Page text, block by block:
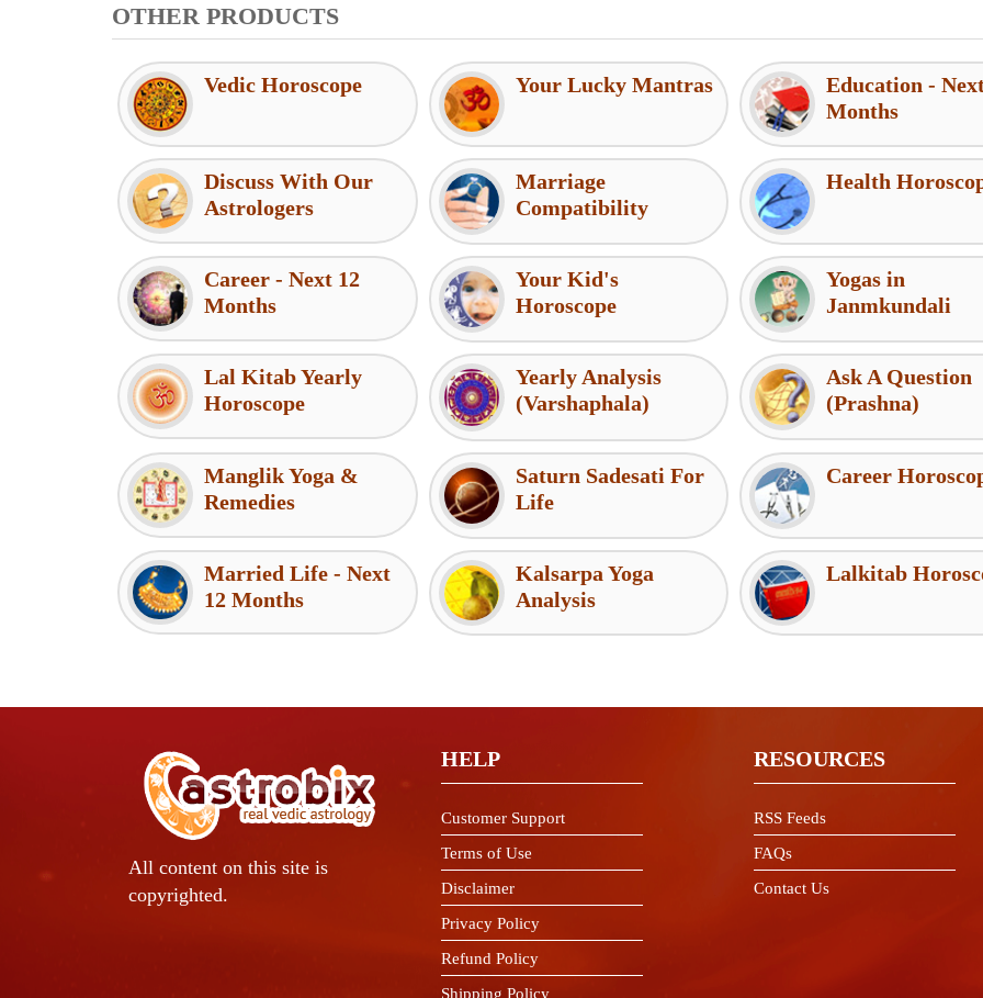
OTHER PRODUCTS
Vedic Horoscope Your Lucky Mantras
Education -
Months
Discuss With Our
Astrologers
Marriage
Compatibility
Health
Career - Next 12
Months
Your Kid's
Horoscope
Yogas in
Janmkundali
Lal Kitab Yearly
Horoscope
Yearly Analysis
(Varshaphala)
Ask A Question
(Prashna)
Manglik Yoga &
Remedies
Saturn Sadesati For
Life
Career
Married Life - Next
12 Months
Kalsarpa Yoga
Analysis
Lalkitab
All content on this site is
copyrighted.
HELP
Customer Support
Terms of Use
Disclaimer
Privacy Policy
Refund Policy
Shipping Policy
RESOURCES
RSS Feeds
FAQs
Contact Us